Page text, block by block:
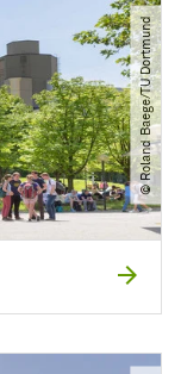
© Roland Baege​/​TU Dortmund